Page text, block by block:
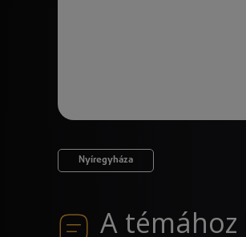
Nyíregyháza
A témához